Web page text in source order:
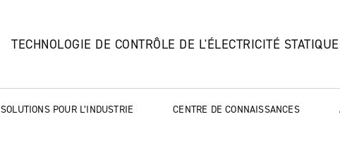
TECHNOLOGIE DE CONTRÔLE DE L'ÉLECTRICITÉ STATIQUE
SOLUTIONS POUR L’INDUSTRIE CENTRE DE CONNAISSANCES